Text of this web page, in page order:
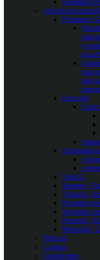
Seminarii
Articole de
Premium /
mai
și
au
sunt
Exerciții
Copii
Tactică
Sisteme |
Tehnică |
Pregătire
Secretele
Portarul |
Metodică |
Podcast
Contact
Contul meu